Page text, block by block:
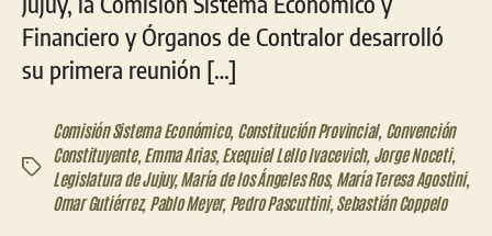
Financiero y Órganos de Contralor desarrolló
su primera reunión […]
Etiquetas
Comisión Sistema Económico, Constitución Provincial, Convención
Constituyente, Emma Arias, Exequiel Lello Ivacevich, Jorge Noceti,
Legislatura de Jujuy,María de los Ángeles Ros, María Teresa Agostini,
Omar Gutiérrez, Pablo Meyer, Pedro Pascuttini, Sebastián Coppelo